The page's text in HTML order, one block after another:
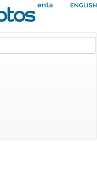
Mi Cuenta ENGLISH